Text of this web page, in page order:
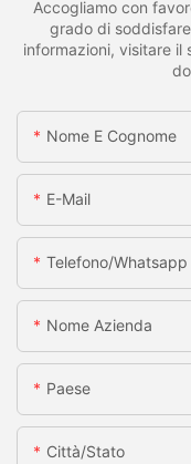
Accogliamo con
grado di
informazioni, visitare
Nome E Cognome
E-Mail
Telefono/
Nome Azienda
Paese
Città/stato